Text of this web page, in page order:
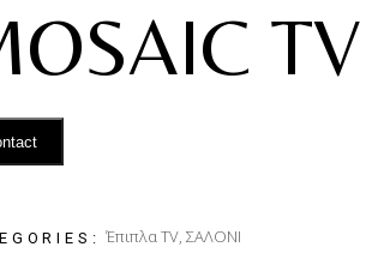
TV
Έπιπλα TV, ΣΑΛΟΝΙ